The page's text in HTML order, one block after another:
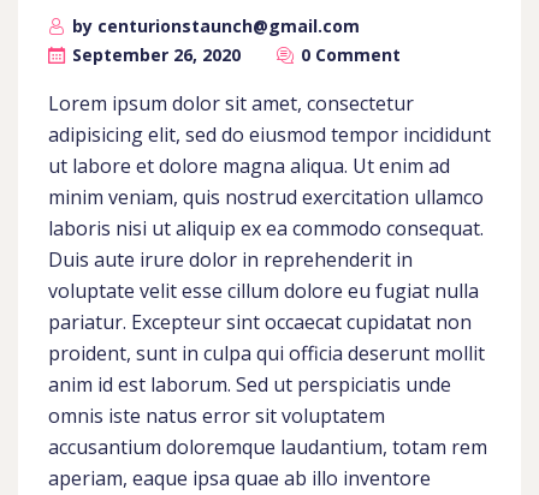
by centurionstaunch@gmail.com
September 26, 2020
0 Comment
Lorem ipsum dolor sit amet, consectetur
adipisicing elit, sed do eiusmod tempor incididunt
ut labore et dolore magna aliqua. Ut enim ad
minim veniam, quis nostrud exercitation ullamco
laboris nisi ut aliquip ex ea commodo consequat.
Duis aute irure dolor in reprehenderit in
voluptate velit esse cillum dolore eu fugiat nulla
pariatur. Excepteur sint occaecat cupidatat non
proident, sunt in culpa qui officia deserunt mollit
anim id est laborum. Sed ut perspiciatis unde
omnis iste natus error sit voluptatem
accusantium doloremque laudantium, totam rem
aperiam, eaque ipsa quae ab illo inventore